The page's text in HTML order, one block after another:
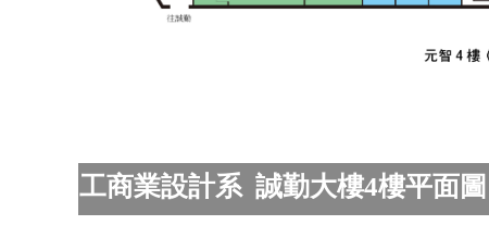
工商業設計系 誠勤大樓4樓平面圖